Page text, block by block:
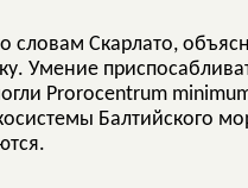
словам Скарлато,
Умение
Prorocentrum
Балтийского